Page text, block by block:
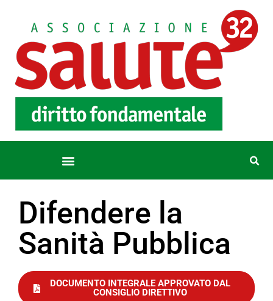
Difendere la
Sanità Pubblica
DOCUMENTO INTEGRALE APPROVATO DAL
CONSIGLIO DIRETTIVO